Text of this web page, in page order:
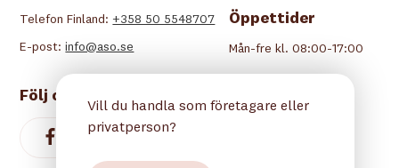
Öppettider
Mån-fre kl. 08:00-17:00
Telefon Finland: +358 50 5548707
E-post:info@aso.se
Följ oss
Vill du handla som företagare eller
privatperson?